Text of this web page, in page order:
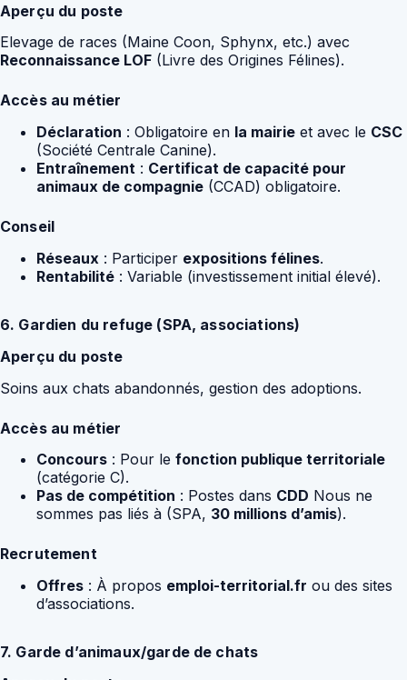
Aperçu du poste
Elevage de races (Maine Coon, Sphynx, etc.) avec
Reconnaissance LOF (Livre des Origines Félines).
Accès au métier
Déclaration : Obligatoire en la mairie et avec le CSC
(Société Centrale Canine).
Entraînement : Certificat de capacité pour
animaux de compagnie (CCAD) obligatoire.
Conseil
Réseaux : Participer expositions félines.
Rentabilité : Variable (investissement initial élevé).
6. Gardien du refuge (SPA, associations)
Aperçu du poste
Soins aux chats abandonnés, gestion des adoptions.
Accès au métier
Concours : Pour le fonction publique territoriale
(catégorie C).
Pas de compétition : Postes dans CDD Nous ne
sommes pas liés à (SPA, 30 millions d’amis).
Recrutement
Offres : À propos emploi-territorial.fr ou des sites
d’associations.
7. Garde d’animaux/garde de chats